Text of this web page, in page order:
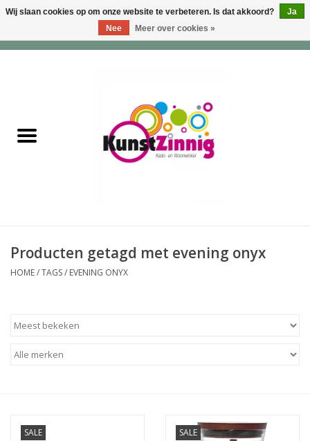
Wonen & Lifestyle
Tassen & Portemonnees
Kinderen
Stationery & Gifts
Producten getagd met evening onyx
HOME/TAGS/ EVENING ONYX
SALE SALE
Wij slaan cookies op om onze website te verbeteren. Is dat akkoord?
Ja
Nee
Meer over cookies »